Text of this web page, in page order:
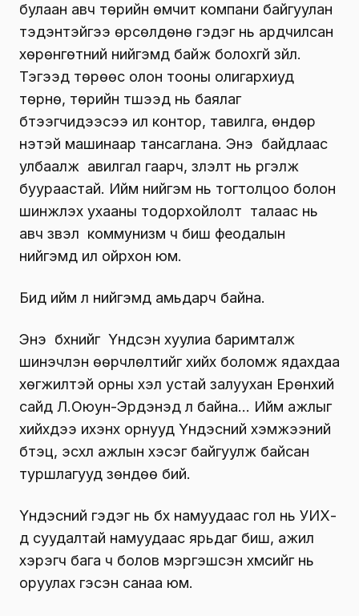
булаан авч төрийн өмчит компани байгуулан
тэдэнтэйгээ өрсөлдөнө гэдэг нь ардчилсан
хөрөнгөтний нийгэмд байж болохгүй зүйл.
Тэгээд төрөөс олон тооны олигархиуд
төрнө, төрийн түшээд нь баялаг
бүтээгчидээсээ илүү контор, тавилга, өндөр
үнэтэй машинаар тансаглана. Энэ байдлаас
улбаалж авилгал гаарч, үзүүлэлт нь үргэлж
буураастай. Ийм нийгэм нь тогтолцоо болон
шинжлэх ухааны тодорхойлолт талаас нь
авч үзвэл коммунизм ч биш феодалын
нийгэмд илүү ойрхон юм.
Бид ийм л нийгэмд амьдарч байна.
Энэ бүхнийг Үндсэн хуулиа баримталж
шинэчлэн өөрчлөлтийг хийх боломж ядахдаа
хөгжилтэй орны хэл устай залуухан Ерөнхий
сайд Л.Оюун-Эрдэнэд л байна… Ийм ажлыг
хийхдээ ихэнх орнууд Үндэсний хэмжээний
бүтэц, эсхүл ажлын хэсэг байгуулж байсан
туршлагууд зөндөө бий.
Үндэсний гэдэг нь бүх намуудаас гол нь УИХ-
д суудалтай намуудаас ярьдаг биш, ажил
хэрэгч бага ч болов мэргэшсэн хүмүүсийг нь
оруулах гэсэн санаа юм.